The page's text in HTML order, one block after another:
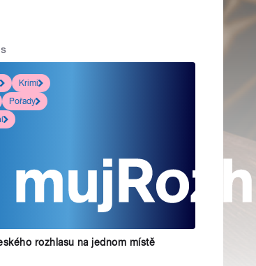
Krimi
Pořady
rozhlasu na jednom místě